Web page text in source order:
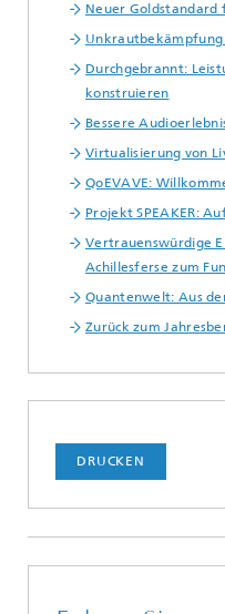
Neuer Goldstandard
Durchgebrannt:
konstruieren
Bessere
Virtualisierung von
QoEVAVE:
Projekt SPEAKER:
Vertrauenswürdige
Achillesferse zum
Quantenwelt: Aus
Zurück zum
DRUCKEN